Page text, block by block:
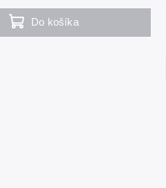
Do košíka